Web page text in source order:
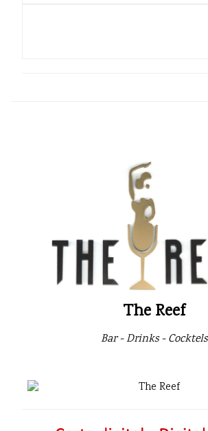
The Reef
Bar - Drinks - Cocktels